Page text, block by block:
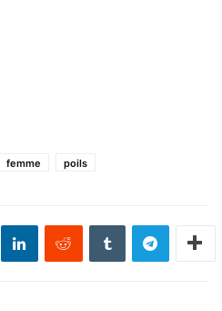
femme poils